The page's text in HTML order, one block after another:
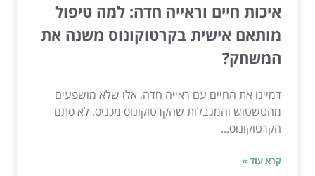
איכות חיים וראייה חדה: למה טיפול
מותאם אישית בקרטוקונוס משנה את
המשחק?
דמיינו את החיים עם ראייה חדה, אלו שלא מושפעים
מהטשטוש והמגבלות שהקרטוקונוס מכניס. לא סתם
הקרטוקונוס...
קרא עוד »